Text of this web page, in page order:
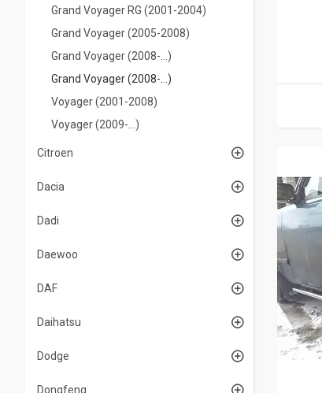
Grand Voyager RG (2001-2004)
Grand Voyager (2005-2008)
Grand Voyager (2008-...)
Grand Voyager (2008-...)
Voyager (2001-2008)
Voyager (2009-...)
Citroen
Dacia
Dadi
Daewoo
DAF
Daihatsu
Dodge
Dongfeng